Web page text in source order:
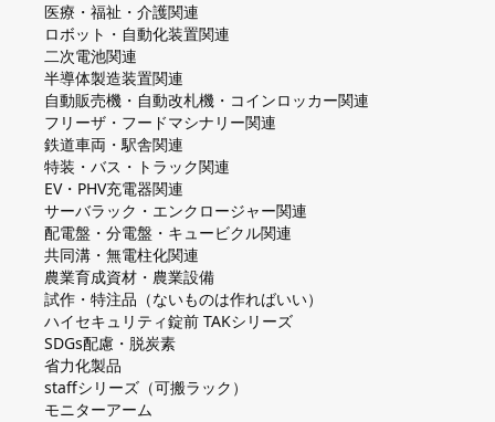
医療・福祉・介護関連
ロボット・自動化装置関連
二次電池関連
半導体製造装置関連
自動販売機・自動改札機・コインロッカー関連
フリーザ・フードマシナリー関連
鉄道車両・駅舎関連
特装・バス・トラック関連
EV・PHV充電器関連
サーバラック・エンクロージャー関連
配電盤・分電盤・キュービクル関連
共同溝・無電柱化関連
農業育成資材・農業設備
試作・特注品（ないものは作ればいい）
ハイセキュリティ錠前 TAKシリーズ
SDGs配慮・脱炭素
省力化製品
staffシリーズ（可搬ラック）
モニターアーム